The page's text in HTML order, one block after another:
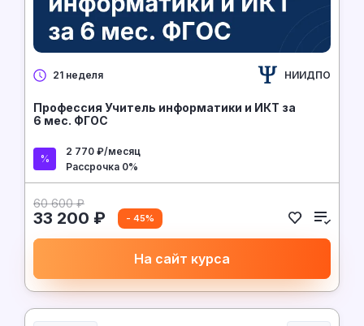
21 неделя НИИДПО
Профессия Учитель информатики и ИКТ за
6 мес. ФГОС
2 770 ₽/месяц
Рассрочка 0%
60 600 ₽
33 200 ₽ - 45%
На сайт курса